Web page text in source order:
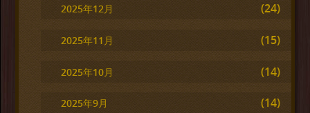
2025年12月 (24)
2025年11月 (15)
2025年10月 (14)
2025年9月 (14)